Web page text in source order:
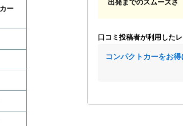
出発までのスムーズさ
口コミ投稿者が利用した
コンパクトカーをお得
ー